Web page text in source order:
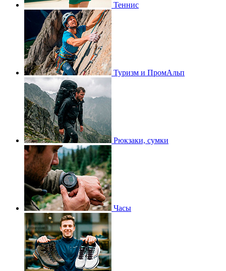
Теннис
Туризм и ПромАльп
Рюкзаки, сумки
Часы